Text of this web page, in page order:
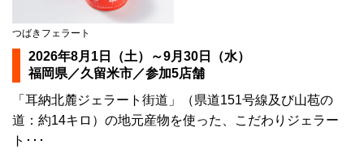
つばきフェラート
2026年8月1日（土）～9月30日（水）
福岡県／久留米市／参加5店舗
「耳納北麓ジェラート街道」（県道151号線及び山苞の
道：約14キロ）の地元産物を使った、こだわりジェラー
ト･･･